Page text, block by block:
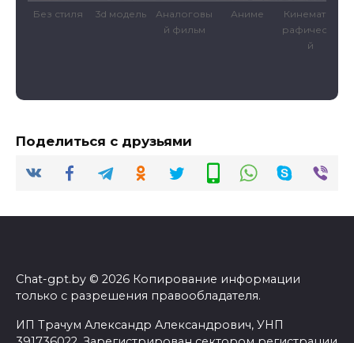
Без стиля 3d модель
Аналоговы
й фильм
Аниме
Кинематог
рафически
й
Поделиться с друзьями
Chat-gpt.by © 2026 Копирование информации
только с разрешения правообладателя.
ИП Трачум Александр Александрович, УНП